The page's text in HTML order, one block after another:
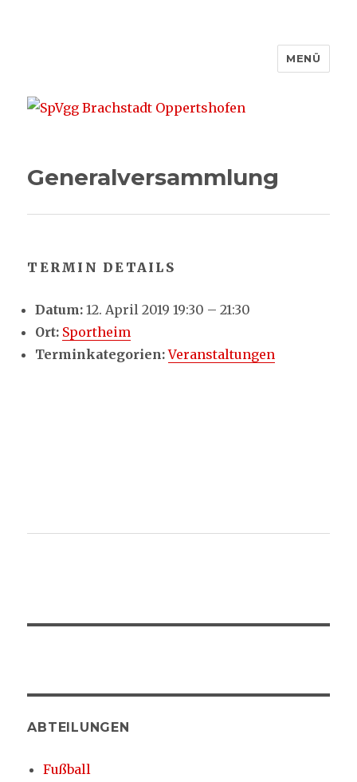
SpVgg Brachstadt Oppertshofen
MENÜ
Generalversammlung
TERMIN DETAILS
Datum: 12. April 2019 19:30 –21:30
Ort: Sportheim
Terminkategorien: Veranstaltungen
ABTEILUNGEN
Fußball